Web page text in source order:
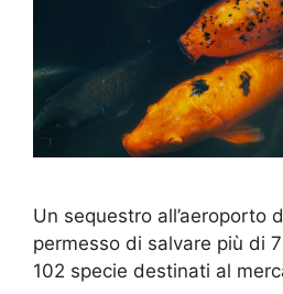
Un sequestro all’aeroporto
permesso di salvare più di
102 specie destinati al